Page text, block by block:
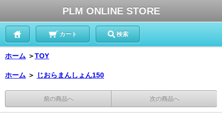
PLM ONLINE STORE
カート 検索
ホーム ＞TOY
ホーム ＞ じおらまんしょん150
前の商品へ 次の商品へ